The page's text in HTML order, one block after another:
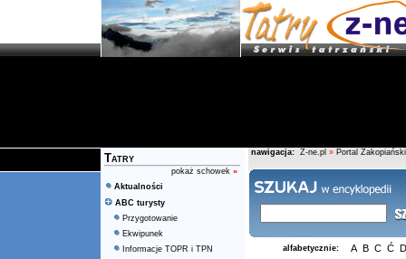
Tatry
pokaż schowek »
Aktualności
ABC turysty
Przygotowanie
Ekwipunek
Informacje TOPR i TPN
nawigacja: Z-ne.pl » Portal Zakopiański
alfabetycznie: A B C Ć D